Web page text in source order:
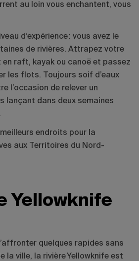
au loin vous enchantent, vous
d’expérience : vous avez le
de rivières. Attrapez votre
raft, kayak ou canoë et passez
les flots. Toujours soif d’eaux
l’occasion de relever un
lançant dans deux semaines
endroits pour la
aux Territoires du Nord-
Yellowknife
quelques rapides sans
la ville, la rivière Yellowknife est